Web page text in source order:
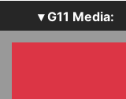
▾ G11 Media:
SecurityOpenLab